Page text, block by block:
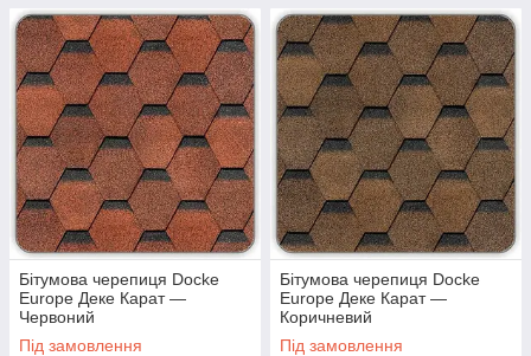
Бітумова черепиця Docke
Europe Деке Карат —
Червоний
Під замовлення
Бітумова черепиця Docke
Europe Деке Карат —
Коричневий
Під замовлення